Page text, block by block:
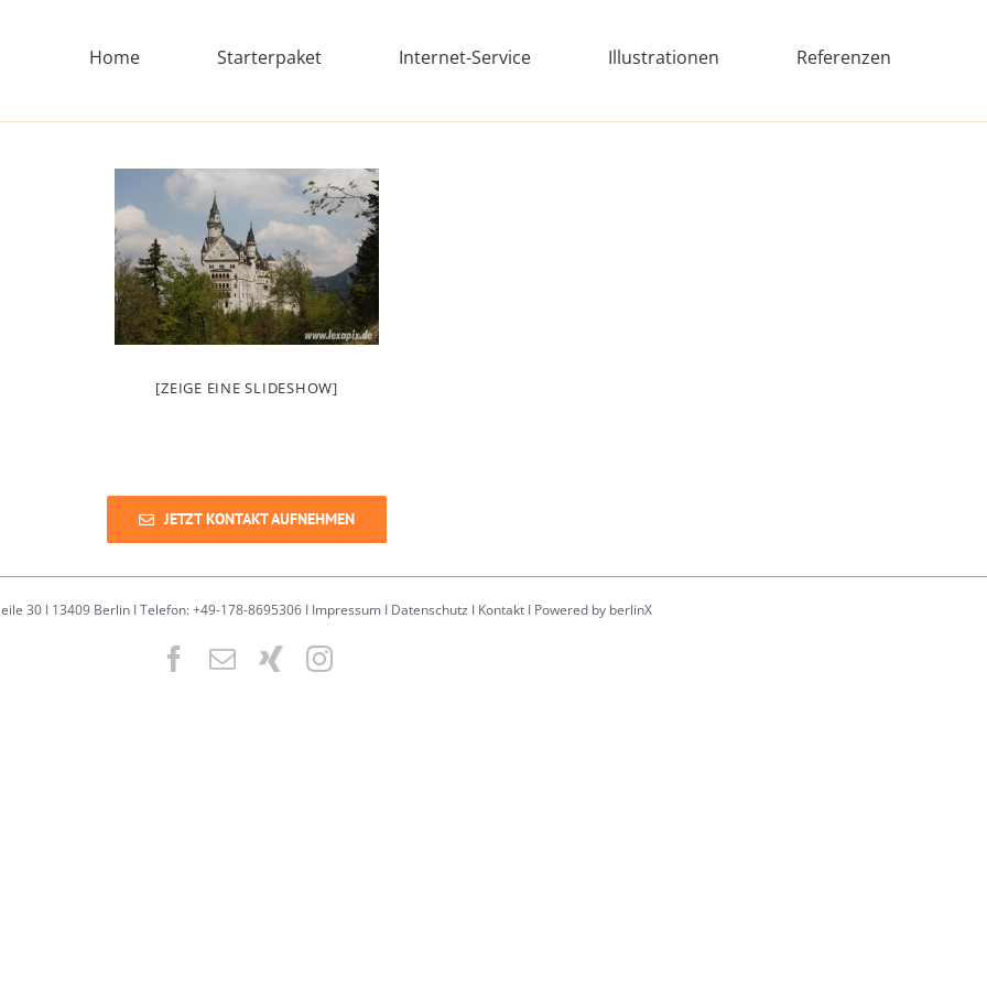
Home Starterpaket Internet-Service Illustrationen Referenzen
[ZEIGE EINE SLIDESHOW]
JETZT KONTAKT AUFNEHMEN
30 I 13409 Berlin I Telefon: +49-178-8695306 I ImpressumI Datenschutz I KontaktI Powered by berlinX
Facebook
EmailXING Instagram